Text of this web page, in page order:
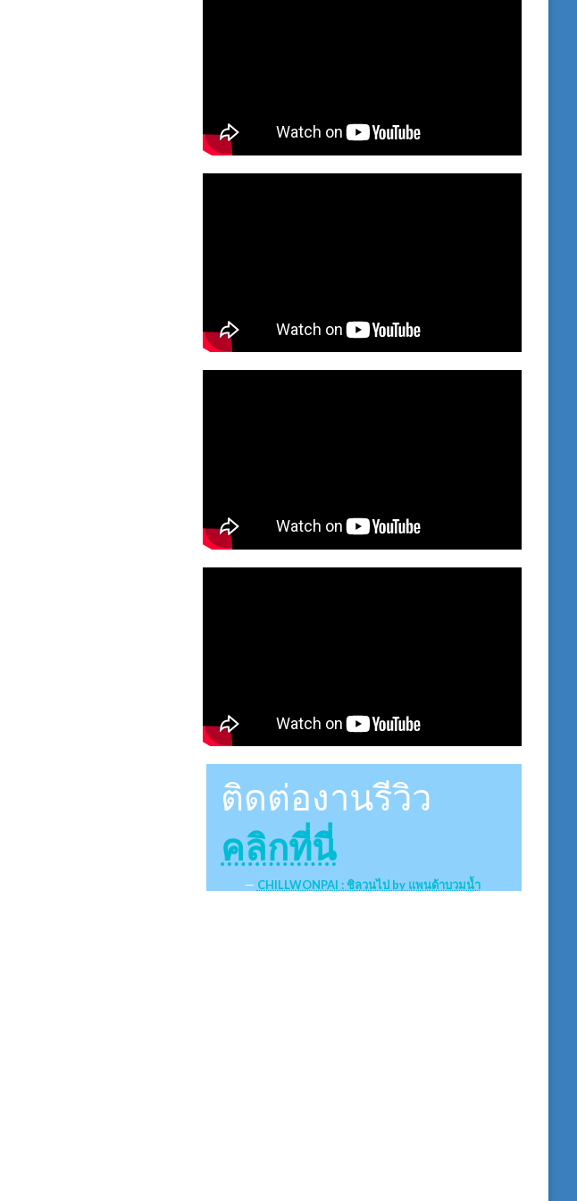
ติดต่องานรีวิว
คลิกที่นี่
CHILLWONPAI : ชิลวนไป by แพนด้าบวมน้ำ